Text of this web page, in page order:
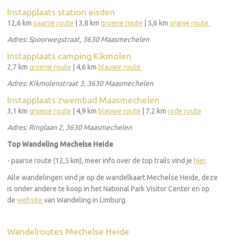
Instapplaats station eisden
12,6 km paarse route | 3,8 km groene route | 5,6 km oranje route
Adres: Spoorwegstraat, 3630 Maasmechelen
Instapplaats camping Kikmolen
2,7 km groene route | 4,6 km blauwe route
Adres: Kikmolenstraat 3, 3630 Maasmechelen
Instapplaats zwembad Maasmechelen
3,1 km groene route | 4,9 km blauwe route | 7,2 km rode route
Adres: Ringlaan 2, 3630 Maasmechelen
Top Wandeling Mechelse Heide
- paarse route (12,5 km), meer info over de top trails vind je hier.
Alle wandelingen vind je op de wandelkaart Mechelse Heide, deze
is onder andere te koop in het National Park Visitor Center en op
de website van Wandeling in Limburg.
Wandelroutes Mechelse Heide